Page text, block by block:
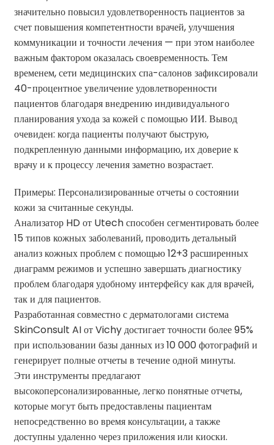
значительно повысил удовлетворенность пациентов за
счет повышения компетентности врачей, улучшения
коммуникации и точности лечения — при этом наиболее
важным фактором оказалась своевременность. Тем
временем, сети медицинских спа-салонов зафиксировали
40-процентное увеличение удовлетворенности
пациентов благодаря внедрению индивидуального
планирования ухода за кожей с помощью ИИ. Вывод
очевиден: когда пациенты получают быструю,
подкрепленную данными информацию, их доверие к
врачу и к процессу лечения заметно возрастает.
Примеры: Персонализированные отчеты о состоянии
кожи за считанные секунды.
Анализатор HD от Utech способен сегментировать более
15 типов кожных заболеваний, проводить детальный
анализ кожных проблем с помощью 12+3 расширенных
диаграмм режимов и успешно завершать диагностику
проблем благодаря удобному интерфейсу как для врачей,
так и для пациентов.
Разработанная совместно с дерматологами система
SkinConsult AI от Vichy достигает точности более 95%
при использовании базы данных из 10 000 фотографий и
генерирует полные отчеты в течение одной минуты.
Эти инструменты предлагают
высокоперсонализированные, легко понятные отчеты,
которые могут быть предоставлены пациентам
непосредственно во время консультации, а также
доступны удаленно через приложения или киоски.